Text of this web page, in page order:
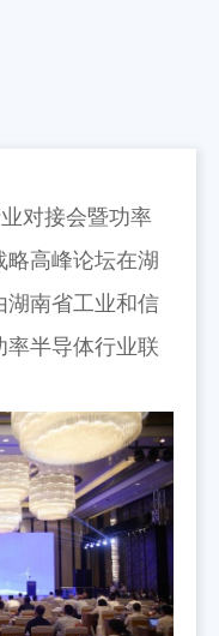
对接会暨功率
略高峰论坛在湖
湖南省工业和信
率半导体行业联